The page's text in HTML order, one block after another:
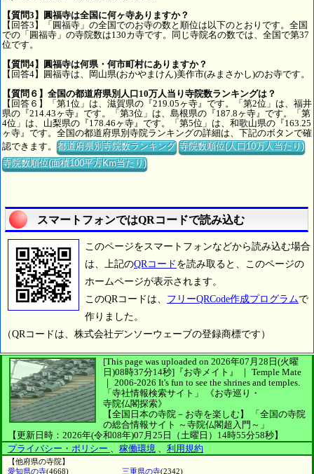
【質問3】圓福寺は全国に何ヶ寺ありますか？
【回答3】「圓福寺」の全国でのお寺の数と順位は以下のとおりです。全国
での「圓福寺」の寺院数は130カ寺です。同じ寺院名の数では、全国で第37
位です。
【質問4】圓福寺は何県・何市町村にありますか？
【回答4】圓福寺は、岡山県(おかやまけん)美作市(みまさかし)のお寺です。
【質問６】全国の都道府県別人口10万人当り寺院数ランキングは？
【回答６】「第1位」は、滋賀県の『219.05ヶ寺』です。「第2位」は、福井
県の『214.43ヶ寺』です。「第3位」は、島根県の『187.8ヶ寺』です。「第
4位」は、山梨県の『178.46ヶ寺』です。「第5位」は、和歌山県の『163.25
ヶ寺』です。全国の都道府県別寺院ランキングの詳細は、下記のボタンで確
認できます。都道府県別寺院数ランキング 寺院数順位(人口10万人当たり)
寺院数順位(面積100平方Km当たり)
スマートフォンではQRコードで読み込む
このページをスマートフォンなどから読み込む場合
は、上記のQRコード を読み取ると、このページの
ホームページが表示されます。
このQRコードは、 フリーQRCode作成プログラムで
作りました。
（QRコードは、株式会社デンソーウェーブの登録商標です）
[This page was uploaded on 2026年07月28日(火曜
日)08時37分14秒] 『お寺メイト』 ｜ Temple Mate
｜ 2006-2026 It's fun to see the shrines and temples.
「寺社情報検索サイト」
《お寺巡り・
寺院仏閣探索》
【全国日本の寺院－お寺を楽しむ】
「全国の寺院
の総合情報サイト ～寺院仏閣超入門～」
【更新日時：2026年(令和08年)07月25日（土曜日）14時55分58秒】
プライバシー・ポリシー 、 稼働環境 、 利用規約
【他府県の寺院】
愛知県の寺(4668) 三重県の寺(2342)